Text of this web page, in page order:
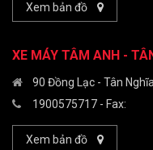
Xem bản đồ
XE MÁY TÂM ANH -
90 Đồng Lạc - Tân
1900575717 - Fax:
Xem bản đồ